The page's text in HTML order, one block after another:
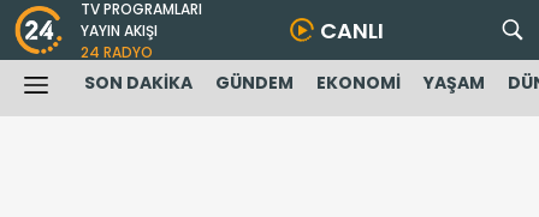
TV PROGRAMLARI
YAYIN AKIŞI
24 RADYO
CANLI
SON DAKİKA GÜNDEM EKONOMİ YAŞAM